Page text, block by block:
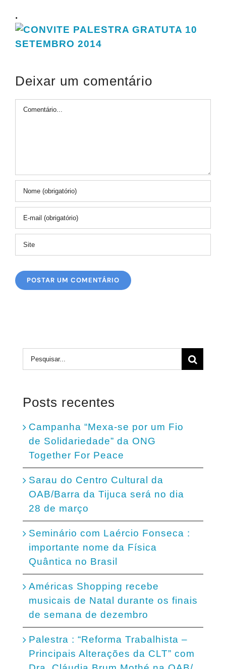
.
Deixar um comentário
Comentário
Buscar
resultados
Posts recentes
Campanha “Mexa-se por um Fio
de Solidariedade” da ONG
Together For Peace
Sarau do Centro Cultural da
OAB/Barra da Tijuca será no dia
28 de março
Seminário com Laércio Fonseca :
importante nome da Física
Quântica no Brasil
Américas Shopping recebe
musicais de Natal durante os finais
de semana de dezembro
Palestra : “Reforma Trabalhista –
Principais Alterações da CLT” com